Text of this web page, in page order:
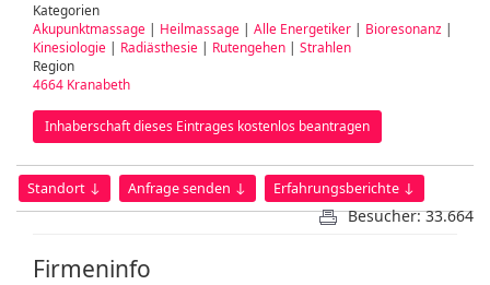
Kategorien
Akupunktmassage | Heilmassage | Alle Energetiker | Bioresonanz |
Kinesiologie | Radiästhesie | Rutengehen | Strahlen
Region
4664 Kranabeth
Inhaberschaft dieses Eintrages kostenlos beantragen
Standort ↓ Anfrage senden ↓ Erfahrungsberichte ↓
Besucher: 33.664
Firmeninfo